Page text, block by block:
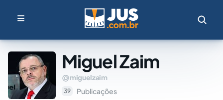
Miguel Zaim
miguelzaim
39 Publicações